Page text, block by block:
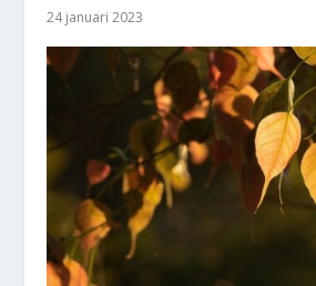
24 januari 2023